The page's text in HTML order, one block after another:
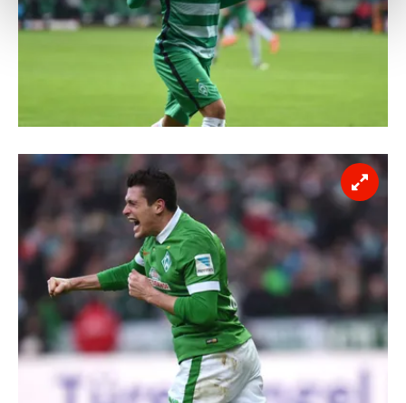
kalemimiz olduğunu sizlere hatırlatmak isteriz.
Her halükârda, kullanıcılar, bu çerezlere izin vermedikleri
takdirde, kullanıcılara hedefli reklamlar
Sitemizde kendimize ve üçüncü kişilere ait çerezler
kullanılmaktadır. Bu çerezler vasıtasıyla çeşitli kişisel
verileriniz işlenmekte olup gerekli olan çerezler bilgi
toplumu hizmetlerinin sunulması amacıyla
kullanılmaktadır. Diğer çerezler, sitemizin daha işlevsel
kılınması ve kişiselleştirilmesi ve sizlere yönelik
reklam/pazarlama faaliyetlerinin yapılması, amaçlarıyla
sınırlı olarak açık rızanız dahilinde kullanılacaktır.
Çerezlere ilişkin tercihlerinizi aşağıda yer alan panel
vasıtasıyla belirleyebilirsiniz. Çerezlere ilişkin detaylı bilgi